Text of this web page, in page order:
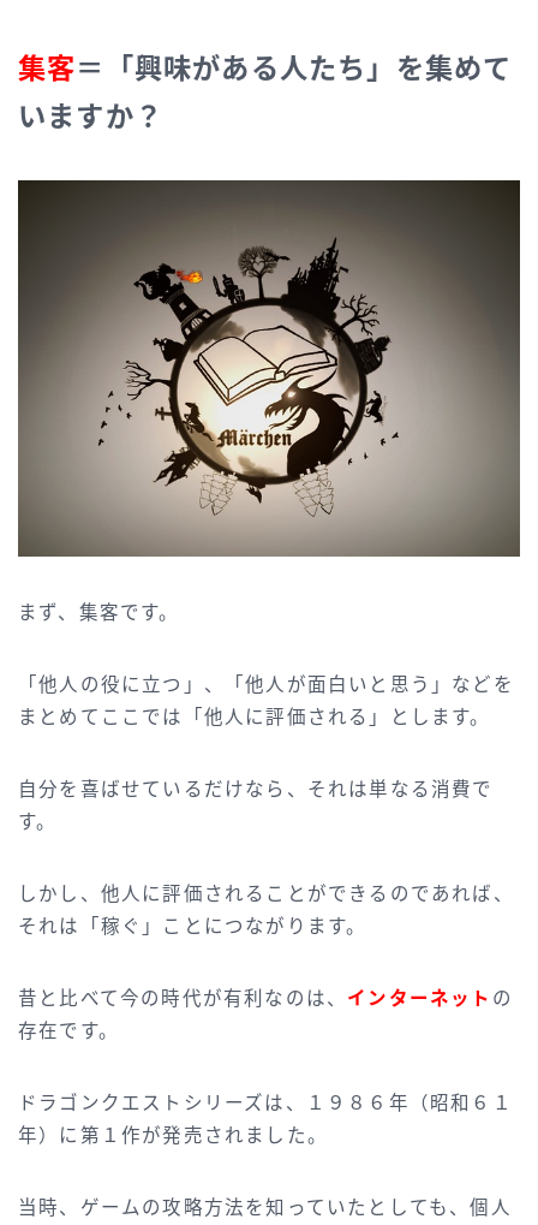
集客＝「興味がある人たち」を集めて
いますか？
まず、集客です。
「他人の役に立つ」、「他人が面白いと思う」などを
まとめてここでは「他人に評価される」とします。
自分を喜ばせているだけなら、それは単なる消費で
す。
しかし、他人に評価されることができるのであれば、
それは「稼ぐ」ことにつながります。
昔と比べて今の時代が有利なのは、 インターネット の
存在です。
ドラゴンクエストシリーズは、１９８６年（昭和６１
年）に第１作が発売されました。
当時、ゲームの攻略方法を知っていたとしても、個人